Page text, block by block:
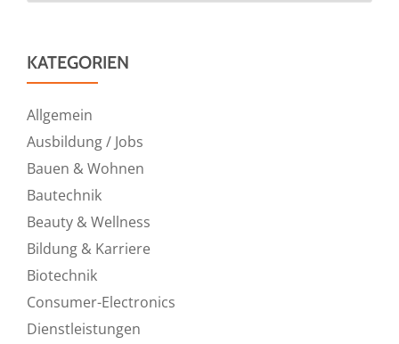
KATEGORIEN
Allgemein
Ausbildung / Jobs
Bauen & Wohnen
Bautechnik
Beauty & Wellness
Bildung & Karriere
Biotechnik
Consumer-Electronics
Dienstleistungen